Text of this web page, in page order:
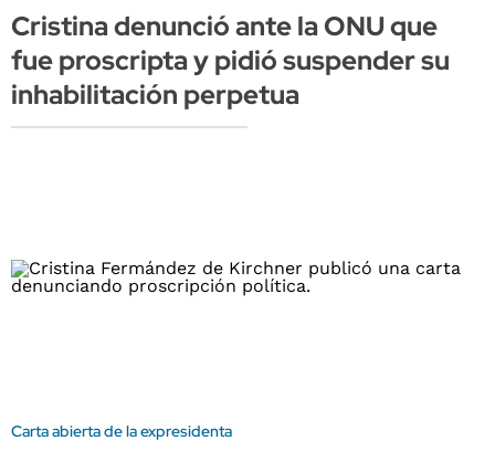
Cristina denunció ante la ONU que
fue proscripta y pidió suspender su
inhabilitación perpetua
Carta abierta de la expresidenta